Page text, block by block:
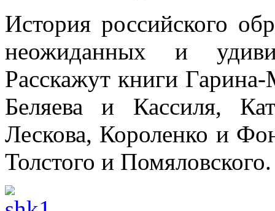
История российского
неожиданных и
Расскажут книги
Беляева и Кассиля,
Лескова, Короленко и
Толстого и Помяловского.